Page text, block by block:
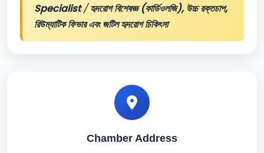
Specialist/হৃদরোগ বিশেষজ্ঞ (কার্ডিওলজি), উচ্চ রক্তচাপ,
রিউম্যাটিক ফিভার এবং জটিল হৃদরোগ চিকিৎসা
Chamber Address